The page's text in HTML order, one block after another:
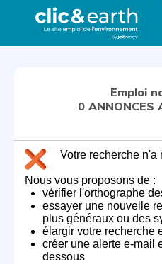
Emploi
0 ANNONCES
Votre recherche n'a
Nous vous proposons de :
vérifier l'orthographe
essayer une nouvelle
plus généraux ou des
élargir votre recherche
créer une alerte e-mail
dessous